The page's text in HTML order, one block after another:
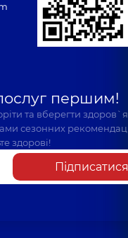
першим!
та вберегти
сезонних
здорові!
Підписатися